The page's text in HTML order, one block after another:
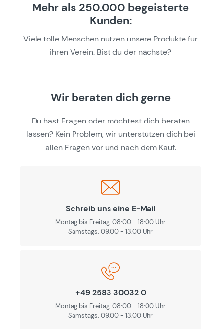
Mehr als 250.000 begeisterte
Kunden:
Viele tolle Menschen nutzen unsere Produkte für
ihren Verein. Bist du der nächste?
Wir beraten dich gerne
Du hast Fragen oder möchtest dich beraten
lassen? Kein Problem, wir unterstützen dich bei
allen Fragen vor und nach dem Kauf.
Schreib uns eine E-Mail
Montag bis Freitag: 08:00 - 18:00 Uhr
Samstags: 09.00 - 13.00 Uhr
+49 2583 30032 0
Montag bis Freitag: 08:00 - 18:00 Uhr
Samstags: 09.00 - 13.00 Uhr